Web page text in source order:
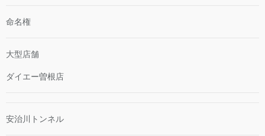
命名権
大型店舗
ダイエー曽根店
安治川トンネル